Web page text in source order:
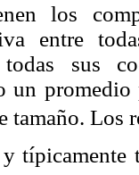
los
entre
sus
un
y